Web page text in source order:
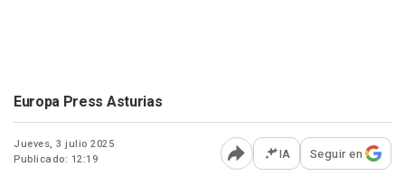
Europa Press Asturias
Jueves, 3 julio 2025
Publicado: 12:19
Abrir opciones para
IA Seguir en